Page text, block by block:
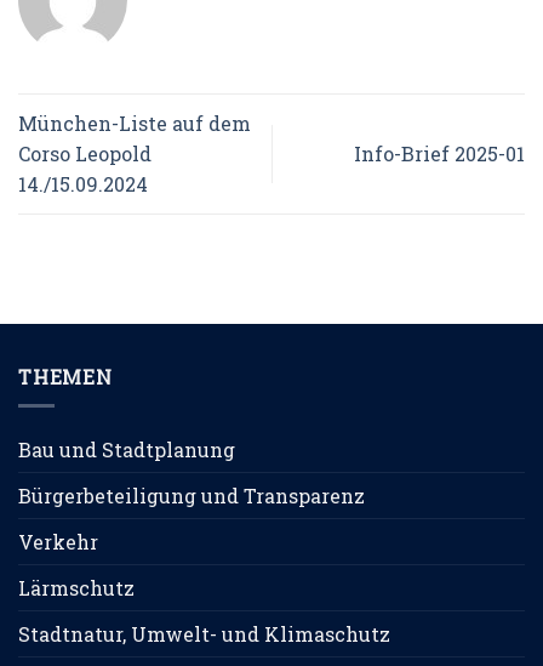
München-Liste auf dem
Corso Leopold
14./15.09.2024
Info-Brief 2025-01
THEMEN
Bau und Stadtplanung
Bürgerbeteiligung und Transparenz
Verkehr
Lärmschutz
Stadtnatur, Umwelt- und Klimaschutz